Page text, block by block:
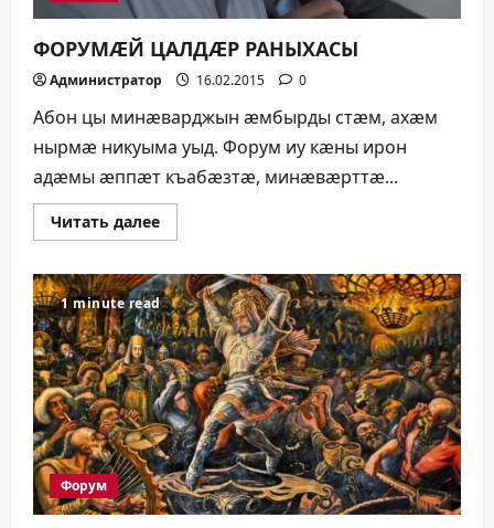
ФОРУМÆЙ ЦАЛДÆР РАНЫХАСЫ
Администратор 16.02.2015 0
Абон цы минæварджын æмбырды стæм, ахæм
нырмæ никуыма уыд. Форум иу кæны ирон
адæмы æппæт къабæзтæ, минæвæрттæ...
Читать далееПрочитать
больше
ЦАЛДÆР
РАНЫХАСЫ
1 minute read
Форум